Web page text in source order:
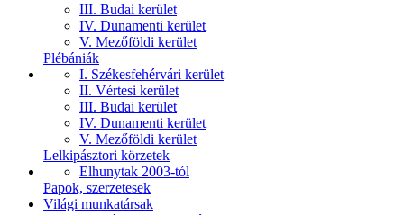
III. Budai kerület
IV. Dunamenti kerület
V. Mezőföldi kerület
Plébániák
I. Székesfehérvári kerület
II. Vértesi kerület
III. Budai kerület
IV. Dunamenti kerület
V. Mezőföldi kerület
Lelkipásztori körzetek
Elhunytak 2003-tól
Papok, szerzetesek
Világi munkatársak